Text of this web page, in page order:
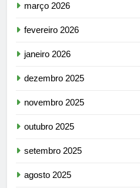
março 2026
fevereiro 2026
janeiro 2026
dezembro 2025
novembro 2025
outubro 2025
setembro 2025
agosto 2025